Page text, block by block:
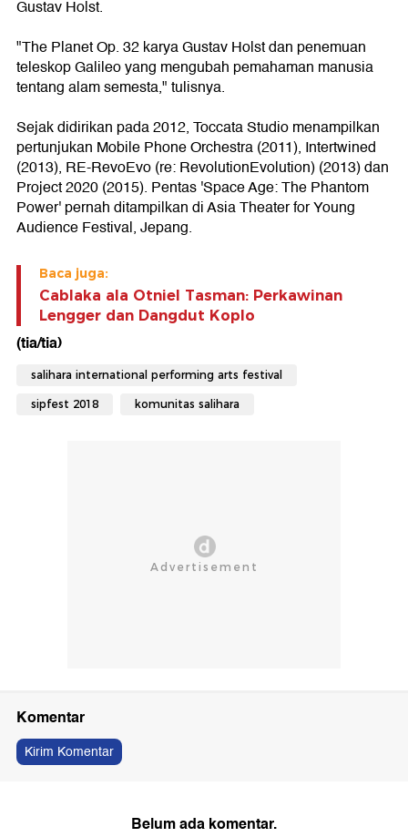
Gustav Holst.
"The Planet Op. 32 karya Gustav Holst dan penemuan
teleskop Galileo yang mengubah pemahaman manusia
tentang alam semesta," tulisnya.
Sejak didirikan pada 2012, Toccata Studio menampilkan
pertunjukan Mobile Phone Orchestra (2011), Intertwined
(2013), RE-RevoEvo (re: RevolutionEvolution) (2013) dan
Project 2020 (2015). Pentas 'Space Age: The Phantom
Power' pernah ditampilkan di Asia Theater for Young
Audience Festival, Jepang.
Baca juga:
Cablaka ala Otniel Tasman: Perkawinan
Lengger dan Dangdut Koplo
(tia/tia)
salihara international performing arts festival
sipfest 2018 komunitas salihara
Komentar
Kirim Komentar
Belum ada komentar.